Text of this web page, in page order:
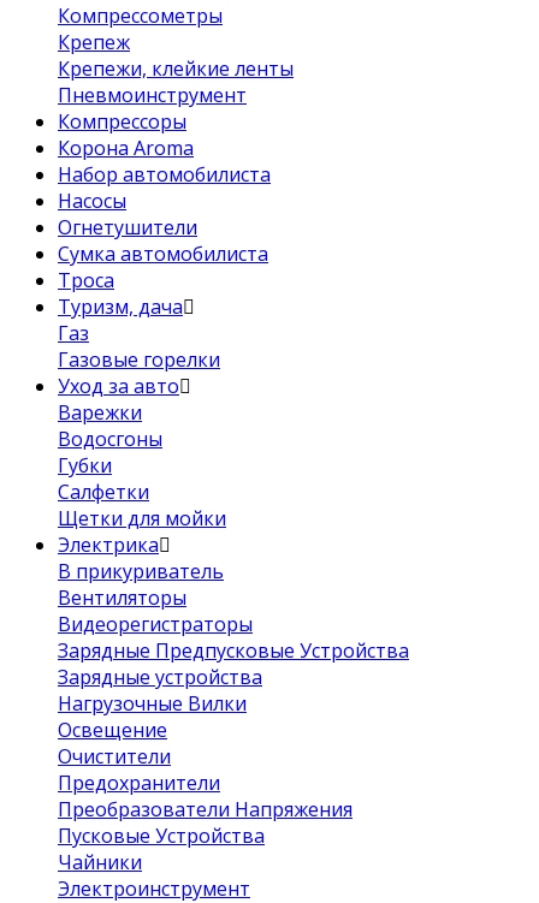
Компрессометры
Крепеж
Крепежи, клейкие ленты
Пневмоинструмент
Компрессоры
Корона Aroma
Набор автомобилиста
Насосы
Огнетушители
Сумка автомобилиста
Троса
Туризм, дача
Газ
Газовые горелки
Уход за авто
Варежки
Водосгоны
Губки
Салфетки
Щетки для мойки
Электрика
В прикуриватель
Вентиляторы
Видеорегистраторы
Зарядные Предпусковые Устройства
Зарядные устройства
Нагрузочные Вилки
Освещение
Очистители
Предохранители
Преобразователи Напряжения
Пусковые Устройства
Чайники
Электроинструмент